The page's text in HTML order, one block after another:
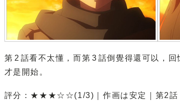
第 2 話看不太懂，而第 3 話倒覺得還可以，
才是開始。
評分：★★★☆☆(1/3)｜作画は安定｜第2話